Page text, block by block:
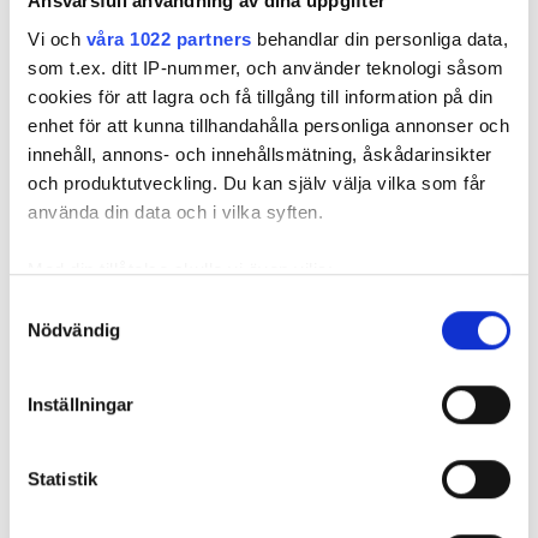
Vi och våra 1022 partners behandlar din personliga data,
som t.ex. ditt IP-nummer, och använder teknologi såsom
cookies för att lagra och få tillgång till information på din
enhet för att kunna tillhandahålla personliga annonser och
innehåll, annons- och innehållsmätning, åskådarinsikter
och produktutveckling. Du kan själv välja vilka som får
använda din data och i vilka syften.
Med din tillåtelse skulle vi även vilja:
som kan ha en noggrannhet på upp till flera meter
Ta reda på mer om hur dina personliga uppgifter
Du kan ändra eller dra tillbaka ditt samtycke när som
Nödvändig
Inställningar
Statistik
våtzon 1.
REKOMMENDERADE ARTIKLAR
FÖR PRENUMERANTER
Bör jag montera
kakelfogen?
FÖR PRENUMERANTER
”Det
skiljer sig